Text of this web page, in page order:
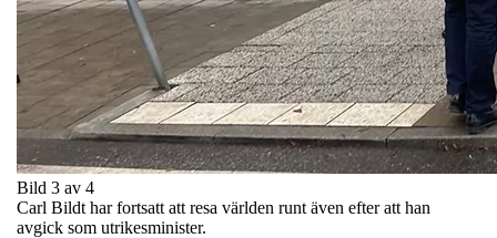
Bild 3 av 4
Carl Bildt har fortsatt att resa världen runt även efter att han
avgick som utrikesminister.